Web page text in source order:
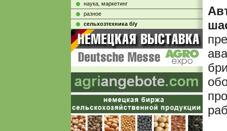
наука, маркетинг
разное
сельхозтехника б/у